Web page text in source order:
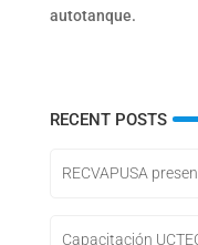
autotanque.
RECENT POSTS
RECVAPUSA
Capacitación